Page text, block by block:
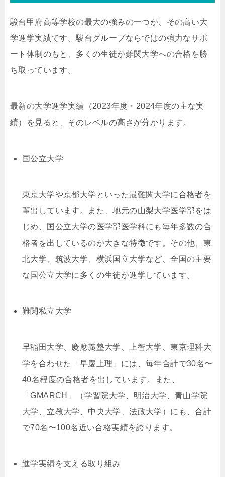
駿台甲府高等学校の最大の強みの一つが、その高い大
学進学実績です。駿台グループならではの強力なサポ
ート体制のもと、多くの生徒が難関大学への合格を勝
ち取っています。
最新の大学進学実績（2023年度・2024年度の主な実
績）を見ると、そのレベルの高さが分かります。
国公立大学
東京大学や京都大学といった最難関大学に合格者を
輩出しています。また、地元の山梨大学医学部をは
じめ、国公立大学の医学部医学科にも毎年多数の合
格者を出しているのが大きな特徴です。その他、東
北大学、筑波大学、横浜国立大学など、全国の主要
な国公立大学に多くの生徒が進学しています。
難関私立大学
早稲田大学、慶應義塾大学、上智大学、東京理科大
学を合わせた「早慶上理」には、毎年合計で30名〜
40名程度の合格者を出しています。また、
「GMARCH」（学習院大学、明治大学、青山学院
大学、立教大学、中央大学、法政大学）にも、合計
で70名〜100名近い合格実績を誇ります。
進学実績を支える取り組み